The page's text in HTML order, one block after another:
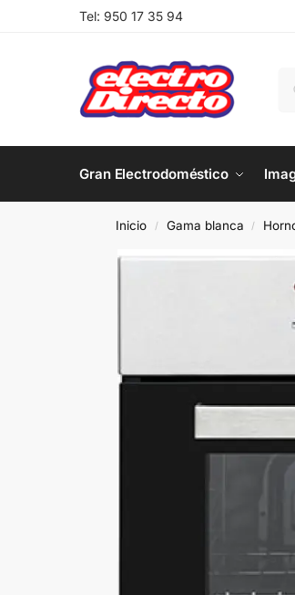
Tel: 950 17 35 94
Gran Electrodoméstico
Inicio / Gama blanca /